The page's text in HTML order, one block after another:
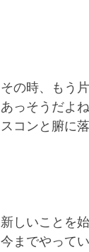
その時、もう
あっそうだよ
スコンと腑に
新しいことを
今までやって